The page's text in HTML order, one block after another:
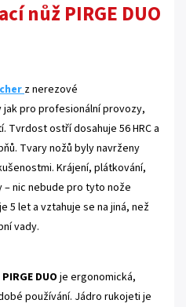
nůž PIRGE DUO
z nerezové
jak pro profesionální provozy,
Tvrdost ostří dosahuje 56 HRC a
Tvary nožů byly navrženy
Krájení, plátkování,
nic nebude pro tyto nože
5 let a vztahuje se na jiná, než
vady.
PIRGE DUO je ergonomická,
používání. Jádro rukojeti je